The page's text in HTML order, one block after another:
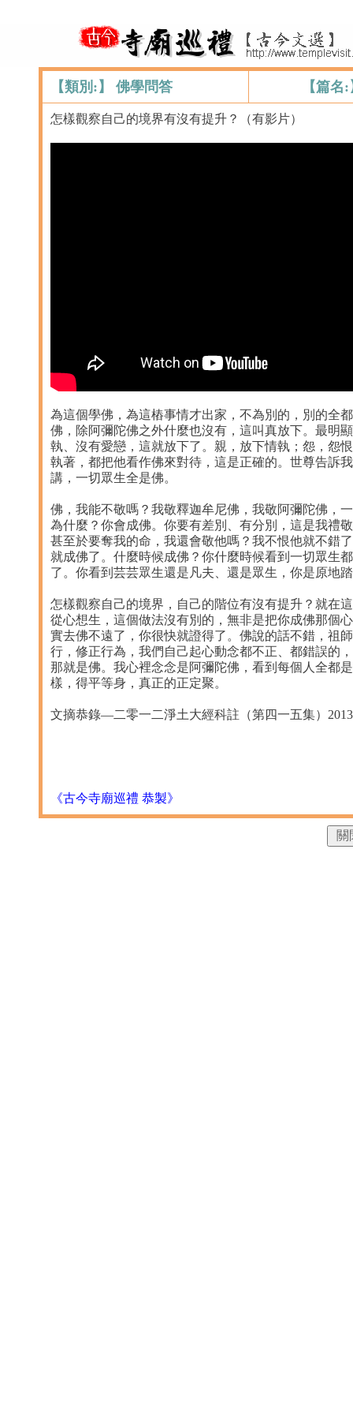
【類別:】 佛學問答 【篇
怎樣觀察自己的境界有沒有提升？（有影片）
為這個學佛，為這樁事情才出家，不為別的，別的全
佛，除阿彌陀佛之外什麼也沒有，這叫真放下。最明
執、沒有愛戀，這就放下了。親，放下情執；怨，怨
執著，都把他看作佛來對待，這是正確的。世尊告訴
講，一切眾生全是佛。
佛，我能不敬嗎？我敬釋迦牟尼佛，我敬阿彌陀佛，
為什麼？你會成佛。你要有差別、有分別，這是我禮
甚至於要奪我的命，我還會敬他嗎？我不恨他就不錯
就成佛了。什麼時候成佛？你什麼時候看到一切眾生
了。你看到芸芸眾生還是凡夫、還是眾生，你是原地
怎樣觀察自己的境界，自己的階位有沒有提升？就在
從心想生，這個做法沒有別的，無非是把你成佛那個
實去佛不遠了，你很快就證得了。佛說的話不錯，祖
行，修正行為，我們自己起心動念都不正、都錯誤的
那就是佛。我心裡念念是阿彌陀佛，看到每個人全都
樣，得平等身，真正的正定聚。
文摘恭錄—二零一二淨土大經科註（第四一五集）
《古今寺廟巡禮 恭製》